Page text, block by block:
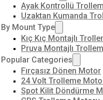
Ayak Kontrollü
Uzaktan Kumanda
By Mount Type
Kıç Kıç Montajlı
Pruva Montajlı
Popular Categories
Fırçasız Dönen Motor
24 Volt Trolleme
Spot Kilit Döndürme